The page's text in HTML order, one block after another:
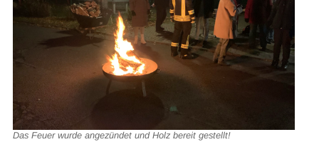
Das Feuer wurde angezündet und Holz bereit gestellt!